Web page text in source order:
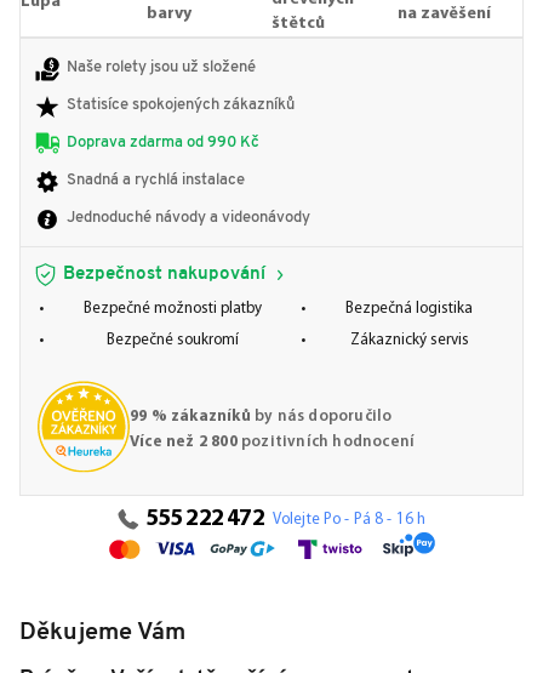
barvy
štětců
na zavěšení
Naše rolety jsou už složené
Statisíce spokojených zákazníků
Doprava zdarma od 990 Kč
Snadná a rychlá instalace
Jednoduché návody a videonávody
Bezpečnost nakupování
Bezpečné možnosti platby
Bezpečná logistika
Bezpečné soukromí
Zákaznický servis
99 % zákazníků by nás doporučilo
Více než 2 800pozitivních hodnocení
555 222 472 Volejte Po - Pá 8 - 16 h
Děkujeme Vám